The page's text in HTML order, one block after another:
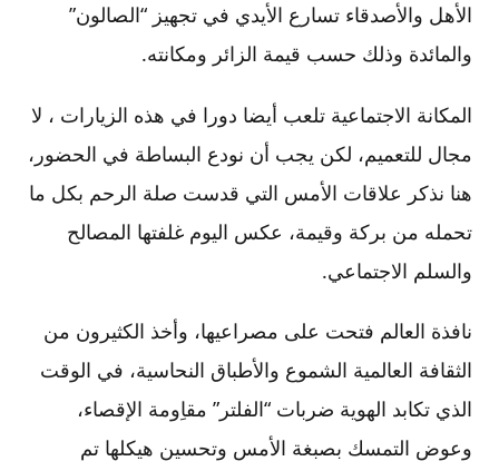
الأهل والأصدقاء تسارع الأيدي في تجهيز “الصالون”
والمائدة وذلك حسب قيمة الزائر ومكانته.
المكانة الاجتماعية تلعب أيضا دورا في هذه الزيارات ، لا
مجال للتعميم، لكن يجب أن نودع البساطة في الحضور،
هنا نذكر علاقات الأمس التي قدست صلة الرحم بكل ما
تحمله من بركة وقيمة، عكس اليوم غلفتها المصالح
والسلم الاجتماعي.
نافذة العالم فتحت على مصراعيها، وأخذ الكثيرون من
الثقافة العالمية الشموع والأطباق النحاسية، في الوقت
الذي تكابد الهوية ضربات “الفلتر” مقاِومة الإقصاء،
وعوض التمسك بصبغة الأمس وتحسين هيكلها تم